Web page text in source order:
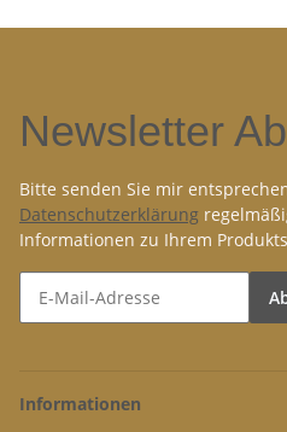
Newsletter
Bitte senden Sie mir
Datenschutzerklärung
Informationen zu Ihrem
Informationen